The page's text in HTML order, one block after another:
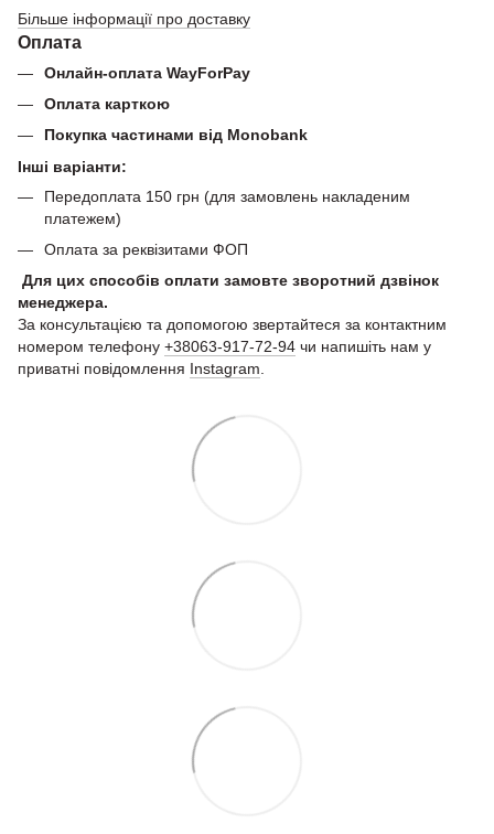
Більше інформації про доставку
Оплата
Онлайн-оплата WayForPay
Оплата карткою
Покупка частинами від Monobank
Інші варіанти:
Передоплата 150 грн (для замовлень накладеним
платежем)
Оплата за реквізитами ФОП
Для цих способів оплати замовте зворотний дзвінок
менеджера.
За консультацією та допомогою звертайтеся за контактним
номером телефону +38063-917-72-94 чи напишіть нам у
приватні повідомлення Instagram.